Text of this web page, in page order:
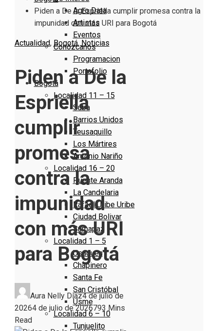
Agro Data
Artistas
Eventos
Conózcanos
Programacion
Portafolio
Bogotá
Localidad 11 – 15
Suba
Barrios Unidos
Teusaquillo
Los Mártires
Antonio Nariño
Localidad 16 – 20
Puente Aranda
La Candelaria
Rafael Uribe Uribe
Ciudad Bolivar
Sumapaz
Localidad 1 – 5
Usaquen
Chapinero
Santa Fe
San Cristóbal
Usme
Localidad 6 – 10
Tunjuelito
Piden a De la Espriella cumplir promesa contra la
impunidad con más URI para Bogotá
Actualidad, Bogotá, Noticias
Piden a De la
Espriella
cumplir
promesa
contra la
impunidad
con más URI
para Bogotá
Aura Nelly Díaz4 de julio de
20264 de julio de 2026793 Mins
Read